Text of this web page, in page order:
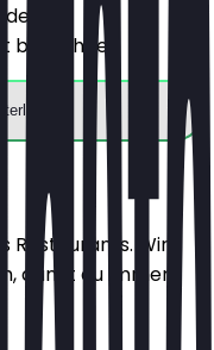
berechnet.
Restaurants. Wir
damit du immer